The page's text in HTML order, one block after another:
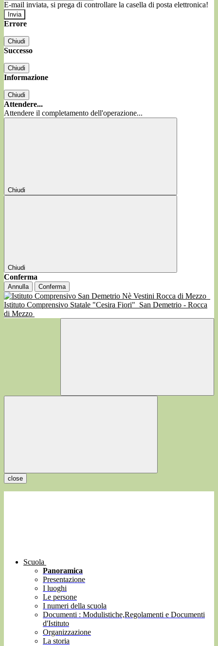
E-mail inviata, si prega di controllare la casella di posta elettronica!
Errore
Chiudi
Successo
Chiudi
Informazione
Chiudi
Attendere...
Attendere il completamento dell'operazione...
Chiudi
Chiudi
Conferma
Annulla Conferma
Istituto Comprensivo Statale "Cesira Fiori" San Demetrio - Rocca
di Mezzo
close
Scuola
Panoramica
Presentazione
I luoghi
Le persone
I numeri della scuola
Documenti : Modulistiche,Regolamenti e Documenti
d'Istituto
Organizzazione
La storia